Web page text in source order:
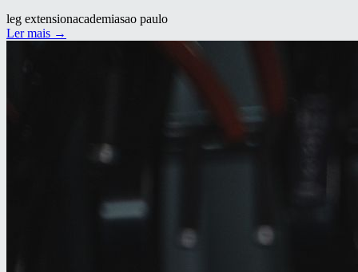
leg extensionacademiasao paulo
Ler mais →